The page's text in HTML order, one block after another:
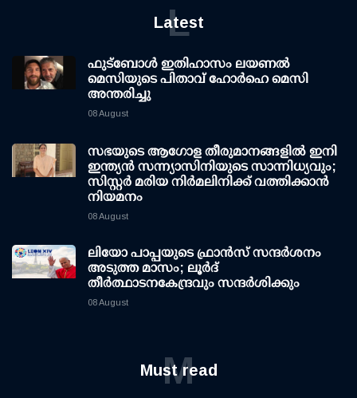
Latest
L
ഫുട്ബോൾ ഇതിഹാസം ലയണൽ
മെസിയുടെ പിതാവ് ഹോർഹെ മെസി
അന്തരിച്ചു
08 August
സഭയുടെ ആഗോള തീരുമാനങ്ങളിൽ ഇനി
ഇന്ത്യൻ സന്ന്യാസിനിയുടെ സാന്നിധ്യവും;
സിസ്റ്റർ മരിയ നിർമലിനിക്ക് വത്തിക്കാൻ
നിയമനം
08 August
ലിയോ പാപ്പയുടെ ഫ്രാൻസ് സന്ദർശനം
അടുത്ത മാസം; ലൂർദ്
തീർത്ഥാടനകേന്ദ്രവും സന്ദർശിക്കും
08 August
Must read
M